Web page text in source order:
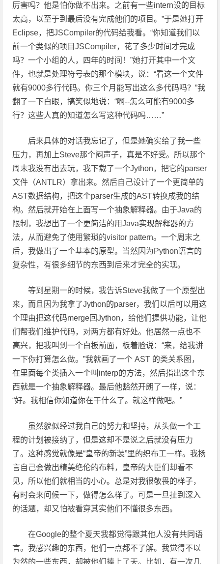
厉害吗？他是怕你做不出来。之前有一些intern设的目标
太高，以至于到最后没有完成他们的项目。”于是她打开
Eclipse，把JSCompiler的代码给我看。“你知道我们以
前一个类似的项目JSCompiler，花了多少时间才完成
吗？一个小组的人，四年的时间！”她打开其中一个文
件，也就是处理符号表的那个模块，说：“看这一个文件
就有9000多行代码。你三个月能写出这么多代码吗？”我
翻了一下白眼，搞笑似地说：“啊--怎么可能有9000多
行？这些人真的知道怎么写这种代码吗……”
后来具体的对话我忘记了，但是她确实给了我一些
压力，再加上Steve那个闷声子，真是不好受。所以那个
周末我没有出去玩，我下载了一个Jython，把它的parser
文件（ANTLR）拿出来。然后自己设计了一个更简单的
AST数据结构，把这个parser生成的AST转换成我的结
构。然后就开始在上面写一个抽象解释器。由于Java的
限制，我想出了一个更简洁的用Java实现解释器的方
法，从而避免了使用繁琐的visitor pattern。一个周末之
后，我做出了一个基本的原型。当然因为Python语言的
复杂性，有很多细节的东西到后来才完全的实现。
等到星期一的时候，我告诉Steve我做了一个原型出
来，而且因为我拿了Jython的parser，我们以后可以用这
个理由把这代码merge回Jython，给他们提供功能，让他
们帮我们维护代码，对两方都有好处。他居然一点也不
高兴，把我叫到一个白板前面，板着脸说：“来，给我讲
一下你打算怎么做。”我就画了一个 AST 的类关系图，
在里面每个类插入一个叫interp的方法，然后指出这个东
西就是一个抽象解释器。最后他豁然开朗了一样，说：
“好。我相信你知道你在干什么了。就这样做吧。”
虽然貌似经过我自己的努力和坚持，从头做一个工
程的计划被接纳了，但是这却不是说之后就没有压力
了。这种感觉就像是“皇帝的新装”里的织布工一样。我扬
言自己会做出精美绝伦的布料，皇帝的大臣们却看不
见，所以他们就相当的小心。总是对我很敬畏的样子，
有时会来问候一下，做得怎么样了。可是一旦扯到深入
的话题，却又怕被看穿其实他们不懂很多东西。
在Google的整个夏天我都觉得跟其他人没有共同语
言。我感兴趣的东西，他们一点都不了解。我觉得不以
为然的一些东西，却被他们捧上了天。比如，有一次几